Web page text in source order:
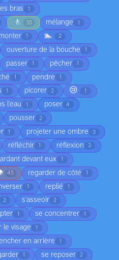
bras 1
🚶 35 mélange 1
1 🏊 2
ouverture de la bouche 1
passer 1 pêcher 1
1 pendre 1
1 picorer 2 😢 1
l'eau 1 poser 4
pousser 2
1 projeter une ombre 3
réfléchir 1 réflexion 3
devant eux 1
45 regarder de côté 1
1 replié 1
2 s'asseoir 2
1 se concentrer 1
le visage 1
en arrière 1
1 se reposer 2